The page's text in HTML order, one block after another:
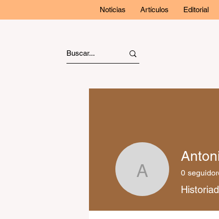
Noticias Artículos Editorial
Antonio
0